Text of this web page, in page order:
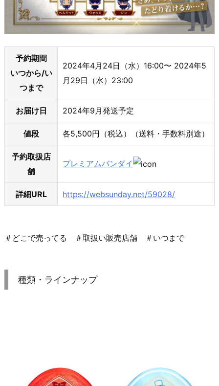
予約期間
いつから/い
つまで
2024年4月24日（水）16:00〜 2024年5
月29日（水）23:00
お届け日 2024年9月発送予定
値段 各5,500円（税込）（送料・手数料別途）
予約取扱店
舗
プレミアムバンダイ
詳細URL https://websunday.net/59028/
＃どこで売ってる ＃取扱い販売店舗 ＃いつまで
種類・ラインナップ